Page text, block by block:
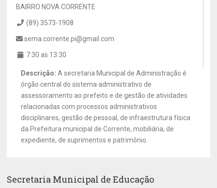
BAIRRO NOVA CORRENTE
(89) 3573-1908
sema.corrente.pi@gmail.com
7:30 as 13:30
Descrição: A secretaria Municipal de Administração é
órgão central do sistema administrativo de
assessoramento ao prefeito e de gestão de atividades
relacionadas com processos administrativos
disciplinares, gestão de pessoal, de infraestrutura física
da Prefeitura municipal de Corrente, mobiliária, de
expediente, de suprimentos e patrimônio.
Secretaria Municipal de Educação